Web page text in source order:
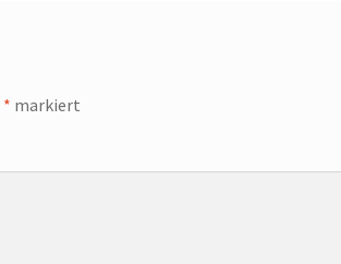
* markiert